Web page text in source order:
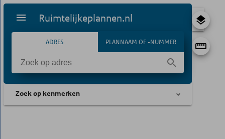
Ruimtelijkeplannen.nl
ADRES PLANNAAM OF -NUMMER
Zoek op kenmerken